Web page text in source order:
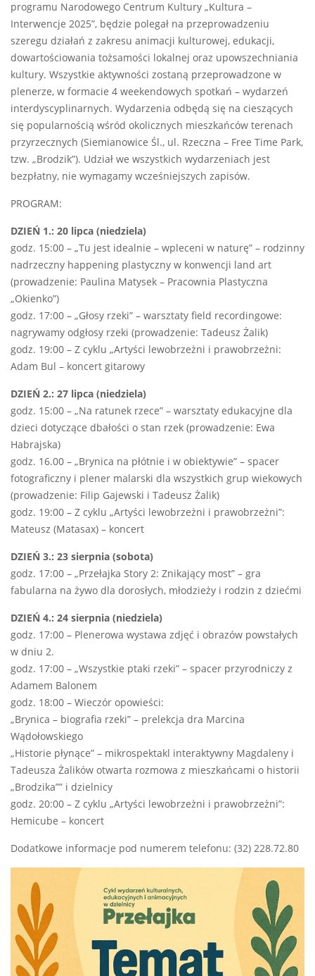
programu Narodowego Centrum Kultury „Kultura –
Interwencje 2025”, będzie polegał na przeprowadzeniu
szeregu działań z zakresu animacji kulturowej, edukacji,
dowartościowania tożsamości lokalnej oraz upowszechniania
kultury. Wszystkie aktywności zostaną przeprowadzone w
plenerze, w formacie 4 weekendowych spotkań – wydarzeń
interdyscyplinarnych. Wydarzenia odbędą się na cieszących
się popularnością wśród okolicznych mieszkańców terenach
przyrzecznych (Siemianowice Śl., ul. Rzeczna – Free Time Park,
tzw. „Brodzik”). Udział we wszystkich wydarzeniach jest
bezpłatny, nie wymagamy wcześniejszych zapisów.
PROGRAM:
DZIEŃ 1.: 20 lipca (niedziela)
godz. 15:00 – „Tu jest idealnie – wpleceni w naturę” – rodzinny
nadrzeczny happening plastyczny w konwencji land art
(prowadzenie: Paulina Matysek – Pracownia Plastyczna
„Okienko”)
godz. 17:00 – „Głosy rzeki” – warsztaty field recordingowe:
nagrywamy odgłosy rzeki (prowadzenie: Tadeusz Żalik)
godz. 19:00 – Z cyklu „Artyści lewobrzeżni i prawobrzeżni:
Adam Bul – koncert gitarowy
DZIEŃ 2.: 27 lipca (niedziela)
godz. 15:00 – „Na ratunek rzece” – warsztaty edukacyjne dla
dzieci dotyczące dbałości o stan rzek (prowadzenie: Ewa
Habrajska)
godz. 16.00 – „Brynica na płótnie i w obiektywie” – spacer
fotograficzny i plener malarski dla wszystkich grup wiekowych
(prowadzenie: Filip Gajewski i Tadeusz Żalik)
godz. 19:00 – Z cyklu „Artyści lewobrzeżni i prawobrzeżni”:
Mateusz (Matasax) – koncert
DZIEŃ 3.: 23 sierpnia (sobota)
godz. 17:00 – „Przełajka Story 2: Znikający most” – gra
fabularna na żywo dla dorosłych, młodzieży i rodzin z dziećmi
DZIEŃ 4.: 24 sierpnia (niedziela)
godz. 17:00 – Plenerowa wystawa zdjęć i obrazów powstałych
w dniu 2.
godz. 17:00 – „Wszystkie ptaki rzeki” – spacer przyrodniczy z
Adamem Balonem
godz. 18:00 – Wieczór opowieści:
„Brynica – biografia rzeki” – prelekcja dra Marcina
Wądołowskiego
„Historie płynące” – mikrospektakl interaktywny Magdaleny i
Tadeusza Żalików otwarta rozmowa z mieszkańcami o historii
„Brodzika”” i dzielnicy
godz. 20:00 – Z cyklu „Artyści lewobrzeżni i prawobrzeżni”:
Hemicube – koncert
Dodatkowe informacje pod numerem telefonu: (32) 228.72.80